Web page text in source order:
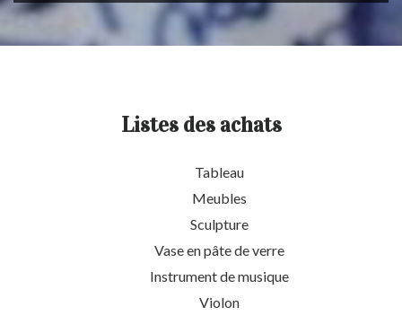
Listes des achats
Tableau
Meubles
Sculpture
Vase en pâte de verre
Instrument de musique
Violon